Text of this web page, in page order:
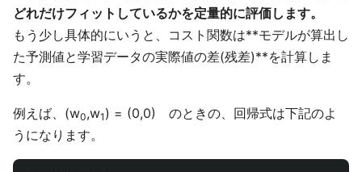
どれだけフィットしているかを定量的に評価します。
もう少し具体的にいうと、コスト関数は**モデルが算出し
た予測値と学習データの実際値の差(残差)**を計算しま
す。
例えば、(w0,w1 ) = (0,0) のときの、回帰式は下記のよ
うになります。